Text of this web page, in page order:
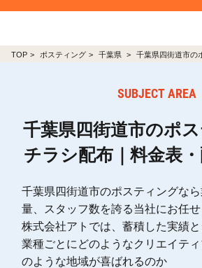
TOP ポスティング 千葉県 千葉県四街道市の
SUBJECT AREA
千葉県四街道市のポ
チラシ配布｜料金表
千葉県四街道市のポスティングな
量、スタッフ数を誇る当社にお任せ
株式会社アトでは、蓄積した実績と
業種ごとにどのようなクリエイテ
のような地域が喜ばれるのか